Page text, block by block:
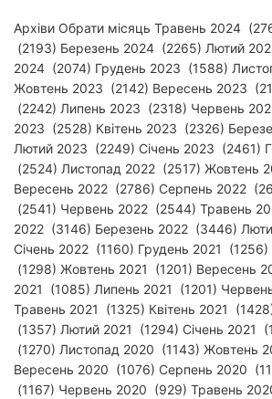
Архіви Обрати місяць Травень 2024
(2193) Березень 2024 (2265) Лютий
2024 (2074) Грудень 2023 (1588)
Жовтень 2023 (2142) Вересень 2023
(2242) Липень 2023 (2318) Червень
2023 (2528) Квітень 2023 (2326)
Лютий 2023 (2249) Січень 2023 (2461)
(2524) Листопад 2022 (2517) Жовтень
Вересень 2022 (2786) Серпень 2022
(2541) Червень 2022 (2544) Травень
2022 (3146) Березень 2022 (3446)
Січень 2022 (1160) Грудень 2021 (1256)
(1298) Жовтень 2021 (1201) Вересень
2021 (1085) Липень 2021 (1201)
Травень 2021 (1325) Квітень 2021
(1357) Лютий 2021 (1294) Січень 2021
(1270) Листопад 2020 (1143) Жовтень
Вересень 2020 (1076) Серпень 2020
(1167) Червень 2020 (929) Травень